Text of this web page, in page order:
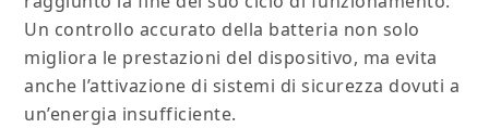
Un controllo accurato della batteria non solo
migliora le prestazioni del dispositivo, ma evita
anche l’attivazione di sistemi di sicurezza dovuti a
un’energia insufficiente.